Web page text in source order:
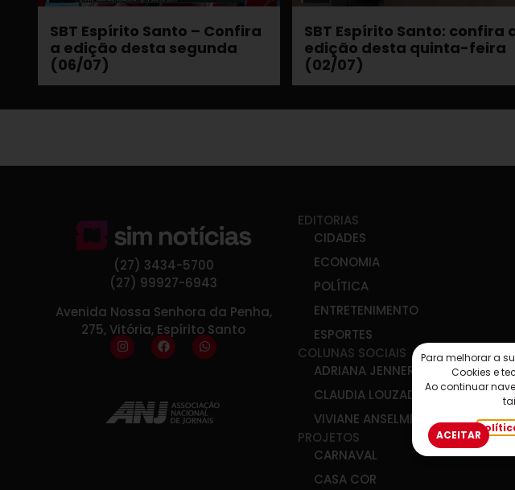
SBT Espírito Santo – Confira
a edição desta segunda
(06/07)
SBT Espírito Santo: confira
edição desta quinta-feira
(02/07)
(27) 3434-5700
(27) 99927-6943
Avenida Nossa Senhora da Penha,
275, Vitória, Espírito Santo
EDITORIAS
CIDADES
ECONOMIA
POLÍTICA
ENTRETENIMENTO
ESPORTES
COLUNAS SOCIAIS
ADRIANA JENNER
CLAUDIA LOUZADA
VIVIANE ANSELMÉ
PROJETOS
CARNAVAL
CASA COR
Para melhorar a
Cookies e
Ao continuar
ACEITAR